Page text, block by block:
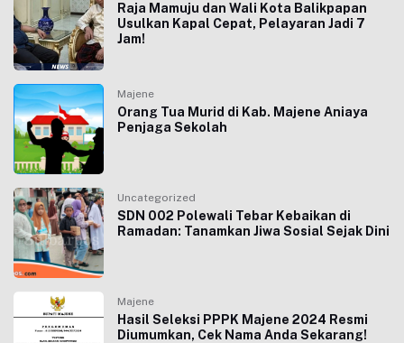
Raja Mamuju dan Wali Kota Balikpapan
Usulkan Kapal Cepat, Pelayaran Jadi 7
Jam!
Majene
Orang Tua Murid di Kab. Majene Aniaya
Penjaga Sekolah
Uncategorized
SDN 002 Polewali Tebar Kebaikan di
Ramadan: Tanamkan Jiwa Sosial Sejak Dini
Majene
Hasil Seleksi PPPK Majene 2024 Resmi
Diumumkan, Cek Nama Anda Sekarang!